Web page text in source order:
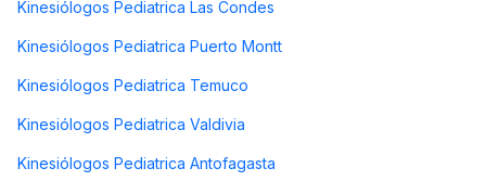
Kinesiólogos Pediatrica Las Condes
Kinesiólogos Pediatrica Puerto Montt
Kinesiólogos Pediatrica Temuco
Kinesiólogos Pediatrica Valdivia
Kinesiólogos Pediatrica Antofagasta